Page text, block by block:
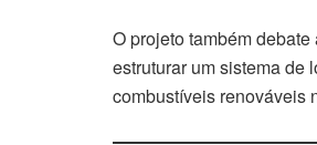
O projeto também
estruturar um sistema de
combustíveis renováveis